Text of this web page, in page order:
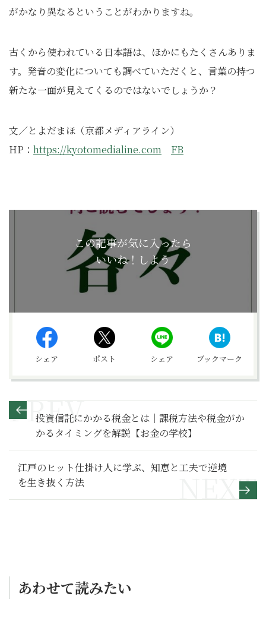
がかなり異なるということがわかりますね。
古くから使われている日本語は、ほかにもたくさんありま
す。発音の変化についても調べていただくと、言葉の持つ
新たな一面が見えてくるのではないでしょうか？
文／とよだまほ（京都メディアライン）
HP： https://kyotomedialine.com FB
この記事が気に入ったら
いいね！しよう
シェア ポスト シェア ブックマーク
投資信託にかかる税金とは｜課税方法や税金がか
かるタイミングを解説【お金の学校】
江戸のヒット仕掛け人に学ぶ、知恵と工夫で逆境
を生き抜く方法
あわせて読みたい